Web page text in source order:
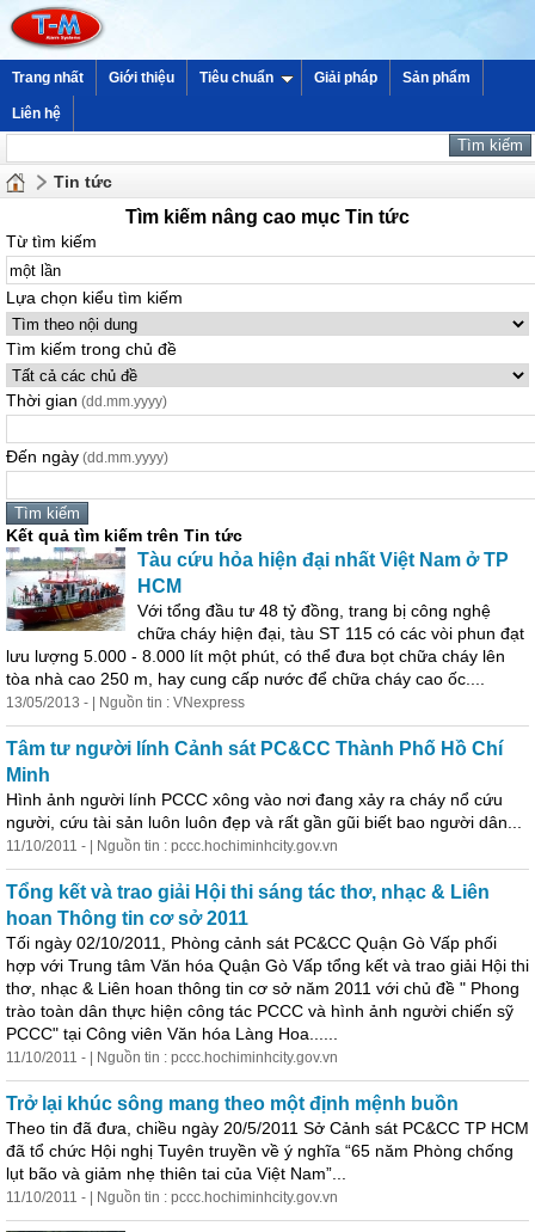
Trang nhất Giới thiệu Tiêu chuẩn Giải pháp Sản phẩm
Liên hệ
Tin tức
Tìm kiếm nâng cao mục Tin tức
Từ tìm kiếm
Lựa chọn kiểu tìm kiếm
Tìm kiếm trong chủ đề
Thời gian (dd.mm.yyyy)
Đến ngày (dd.mm.yyyy)
Kết quả tìm kiếm trên Tin tức
Tàu cứu hỏa hiện đại nhất Việt Nam ở TP
HCM
Với tổng đầu tư 48 tỷ đồng, trang bị công nghệ
chữa cháy hiện đại, tàu ST 115 có các vòi phun đạt
lưu lượng 5.000 - 8.000 lít một phút, có thể đưa bọt chữa cháy lên
tòa nhà cao 250 m, hay cung cấp nước để chữa cháy cao ốc....
13/05/2013 - | Nguồn tin : VNexpress
Tâm tư người lính Cảnh sát PC&CC Thành Phố Hồ Chí
Minh
Hình ảnh người lính PCCC xông vào nơi đang xảy ra cháy nổ cứu
người, cứu tài sản luôn luôn đẹp và rất gần gũi biết bao người dân...
11/10/2011 - | Nguồn tin : pccc.hochiminhcity.gov.vn
Tổng kết và trao giải Hội thi sáng tác thơ, nhạc & Liên
hoan Thông tin cơ sở 2011
Tối ngày 02/10/2011, Phòng cảnh sát PC&CC Quận Gò Vấp phối
hợp với Trung tâm Văn hóa Quận Gò Vấp tổng kết và trao giải Hội thi
thơ, nhạc & Liên hoan thông tin cơ sở năm 2011 với chủ đề " Phong
trào toàn dân thực hiện công tác PCCC và hình ảnh người chiến sỹ
PCCC" tại Công viên Văn hóa Làng Hoa......
11/10/2011 - | Nguồn tin : pccc.hochiminhcity.gov.vn
Trở lại khúc sông mang theo một định mệnh buồn
Theo tin đã đưa, chiều ngày 20/5/2011 Sở Cảnh sát PC&CC TP HCM
đã tổ chức Hội nghị Tuyên truyền về ý nghĩa “65 năm Phòng chống
lụt bão và giảm nhẹ thiên tai của Việt Nam”...
11/10/2011 - | Nguồn tin : pccc.hochiminhcity.gov.vn